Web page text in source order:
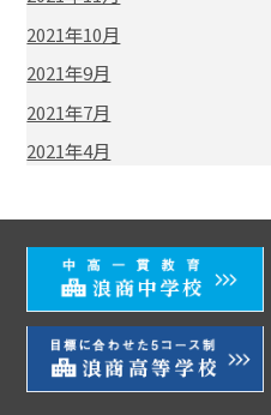
2021年10月
2021年9月
2021年7月
2021年4月